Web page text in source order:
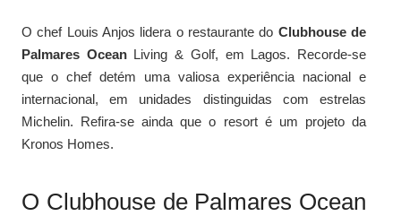
O chef Louis Anjos lidera o restaurante do Clubhouse de
Palmares OceanLiving & Golf, em Lagos. Recorde-se
que o chef detém uma valiosa experiência nacional e
internacional, em unidades distinguidas com estrelas
Michelin. Refira-se ainda que o resort é um projeto da
Kronos Homes.
O Clubhouse de Palmares Ocean